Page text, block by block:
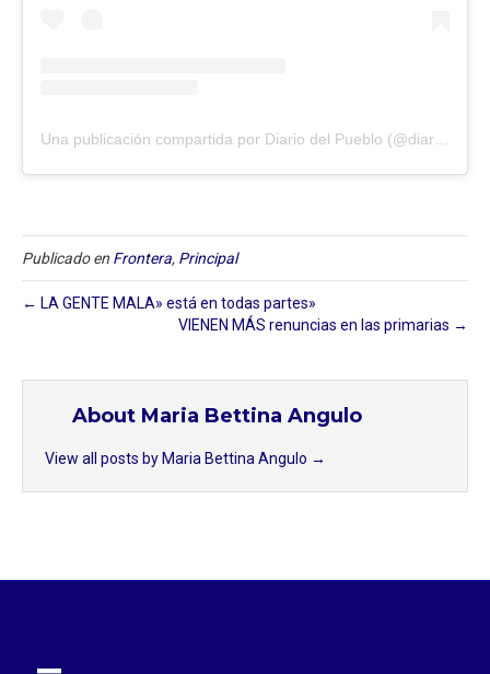
Publicado en Frontera, Principal
← LA GENTE MALA» está en todas partes»
VIENEN MÁS renuncias en las primarias →
About Maria Bettina Angulo
View all posts by Maria Bettina Angulo →